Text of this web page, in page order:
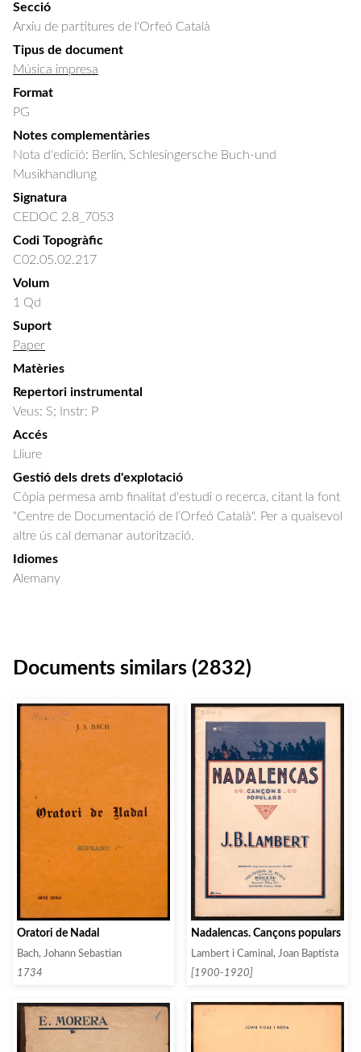
Secció
Arxiu de partitures de l'Orfeó Català
Tipus de document
Música impresa
Format
PG
Notes complementàries
Nota d'edició: Berlin, Schlesingersche Buch-und
Musikhandlung
Signatura
CEDOC 2.8_7053
Codi Topogràfic
C02.05.02.217
Volum
1 Qd
Suport
Paper
Matèries
Repertori instrumental
Veus: S; Instr: P
Accés
Lliure
Gestió dels drets d'explotació
Còpia permesa amb finalitat d'estudi o recerca, citant la font
"Centre de Documentació de l’Orfeó Català". Per a qualsevol
altre ús cal demanar autorització.
Idiomes
Alemany
Documents similars (2832)
Oratori de Nadal
Bach, Johann Sebastian
1734
Nadalencas. Cançons populars
Lambert i Caminal, Joan Baptista
[1900-1920]